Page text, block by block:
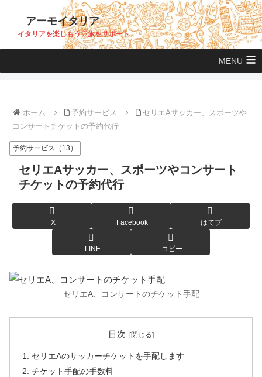
アーモイタリア
イタリアを楽しもう♡旅をサポート
MENU
ホーム 予約サービス
セリエAサッカー、スポーツや
コンサートチケットの予約代行
予約サービス（13）
セリエAサッカー、スポーツやコンサート
チケットの予約代行
X Facebook はてブ
LINE コピー
セリエA、コンサートのチケット手配
目次
セリエAのサッカーチケットを手配します
チケット手配の手数料